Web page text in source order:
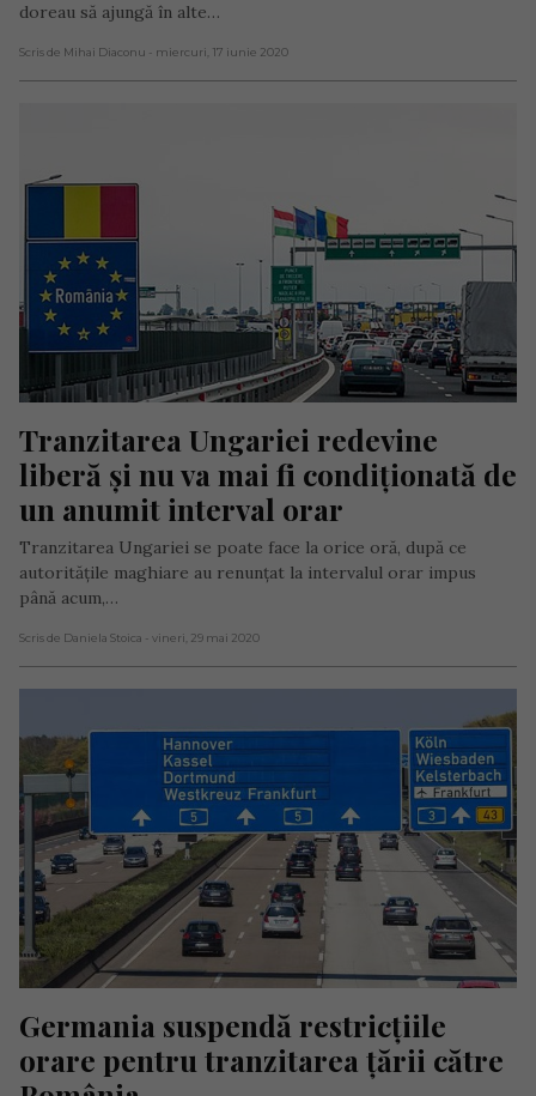
doreau să ajungă în alte…
Scris de Mihai Diaconu - miercuri, 17 iunie 2020
Tranzitarea Ungariei redevine
liberă și nu va mai fi condiționată de
un anumit interval orar
Tranzitarea Ungariei se poate face la orice oră, după ce
autoritățile maghiare au renunțat la intervalul orar impus
până acum,…
Scris de Daniela Stoica - vineri, 29 mai 2020
Germania suspendă restricțiile
orare pentru tranzitarea țării către